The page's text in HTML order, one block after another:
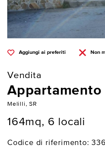
Aggiungi ai preferiti Non
Vendita
Appartamento
Melilli, SR
164mq, 6 locali
Codice di riferimento: